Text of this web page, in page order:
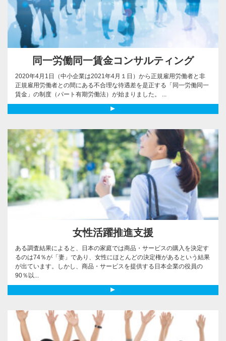
同一労働同一賃金コンサルティング
2020年4月1日（中小企業は2021年4月１日）から正規雇用労働者と非
正規雇用労働者との間にある不合理な待遇差を是正する「同一労働同一
賃金」の制度（パート有期労働法）が始まりました。 ...
女性活躍推進支援
ある調査結果によると、日本の家庭では商品・サービスの購入を決定す
るのは74％が「妻」であり、女性にほとんどの決定権があるという結果
が出ています。しかし、商品・サービスを提供する日本企業の役員の
90％以...